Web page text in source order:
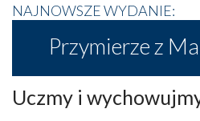
NAJNOWSZE WYDANIE:
Przymierze z
Uczmy i